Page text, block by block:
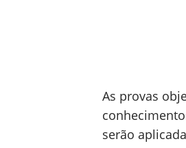
As provas
serão